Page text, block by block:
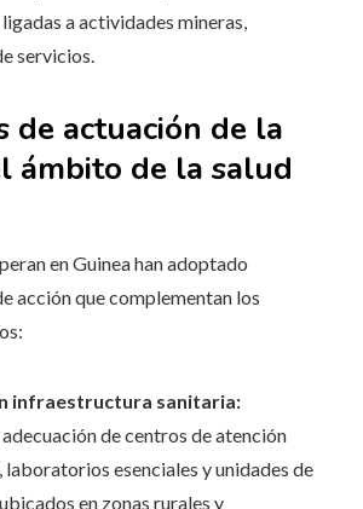
a actividades mineras,
servicios.
de actuación de la
ámbito de la salud
en Guinea han adoptado
acción que complementan los
infraestructura sanitaria:
de centros de atención
esenciales y unidades de
en zonas rurales y